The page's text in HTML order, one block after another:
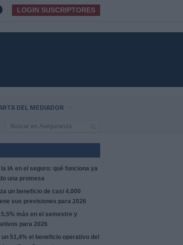
LOGIN SUSCRIPTORES
DEL MEDIADOR
IA en el seguro: qué funciona ya
una promesa
un beneficio de casi 4.000
sus previsiones para 2026
más en el semestre y
para 2026
51,4% el beneficio operativo del